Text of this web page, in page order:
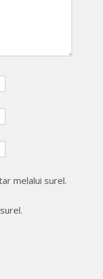
melalui surel.